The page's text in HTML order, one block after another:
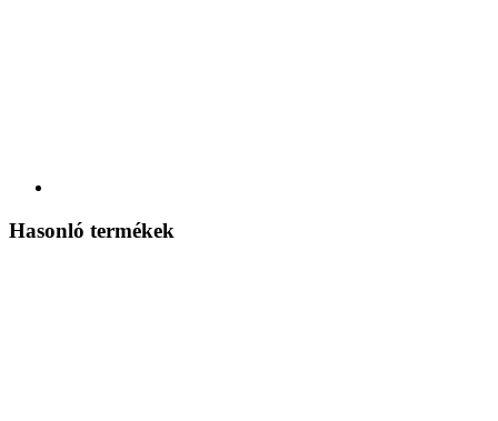
Hasonló termékek